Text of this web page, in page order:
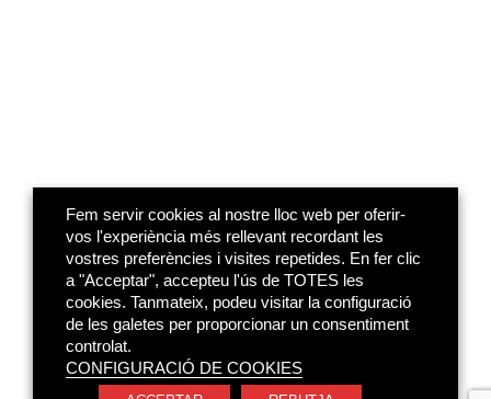
Fem servir cookies al nostre lloc web per oferir-
vos l'experiència més rellevant recordant les
vostres preferències i visites repetides. En fer clic
a "Acceptar", accepteu l'ús de TOTES les
cookies. Tanmateix, podeu visitar la configuració
de les galetes per proporcionar un consentiment
controlat.
CONFIGURACIÓ DE COOKIES